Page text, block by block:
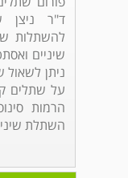
ד"ר ניצן
להשתלות
שיניים
ניתן לשאול
על שתלים
הרמות
השתלת